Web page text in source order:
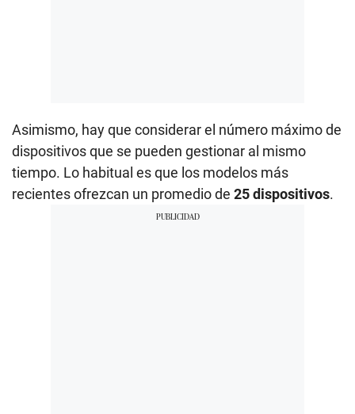
Asimismo, hay que considerar el número máximo de
dispositivos que se pueden gestionar al mismo
tiempo. Lo habitual es que los modelos más
recientes ofrezcan un promedio de 25 dispositivos.